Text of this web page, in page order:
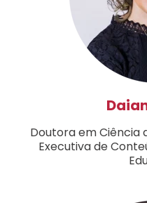
Doutora em Ciência
Executiva de